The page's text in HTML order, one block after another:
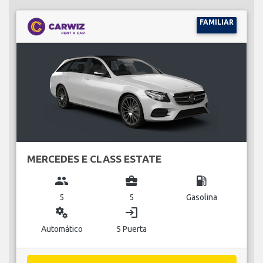
FAMILIAR
MERCEDES E CLASS ESTATE
group
5
business_center
5
local_gas_station
Gasolina
miscellaneous_services
Automático
login
5 Puerta